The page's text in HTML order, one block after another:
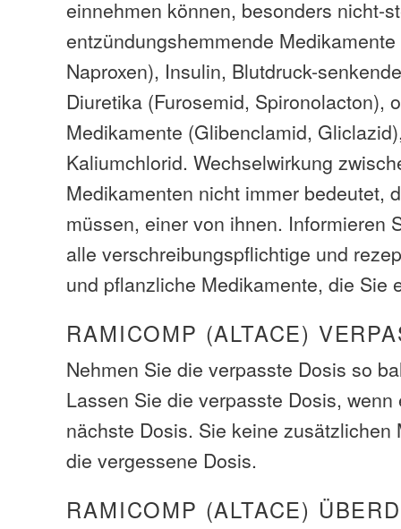
einnehmen können, besonders nicht-
entzündungshemmende
Naproxen), Insulin, Blutdruck-
Diuretika (Furosemid, Spironolacton),
Medikamente (Glibenclamid,
Kaliumchlorid. Wechselwirkung
Medikamenten nicht immer bedeutet,
müssen, einer von ihnen. Informieren
alle verschreibungspflichtige und
und pflanzliche Medikamente, die Sie
RAMICOMP (ALTACE)
Nehmen Sie die verpasste Dosis so
Lassen Sie die verpasste Dosis,
nächste Dosis. Sie keine zusätzlichen
die vergessene Dosis.
RAMICOMP (ALTACE)